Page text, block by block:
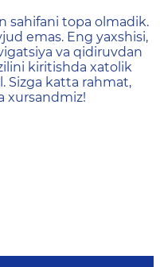
не
sahifani topa olmadik.
emas. Eng yaxshisi,
va qidiruvdan
kiritishda xatolik
Sizga katta rahmat,
xursandmiz!